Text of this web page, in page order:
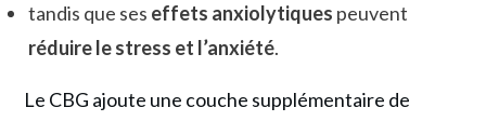
tandis que ses effets anxiolytiques peuvent
réduire le stress et l’anxiété.
Le CBG ajoute une couche supplémentaire de